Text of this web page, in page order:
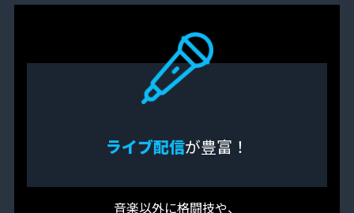
ライブ配信が豊富！
音楽以外に格闘技や、